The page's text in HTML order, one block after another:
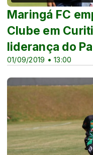
01/09/2019 • 13:00
Maringá FC
Clube em
liderança do